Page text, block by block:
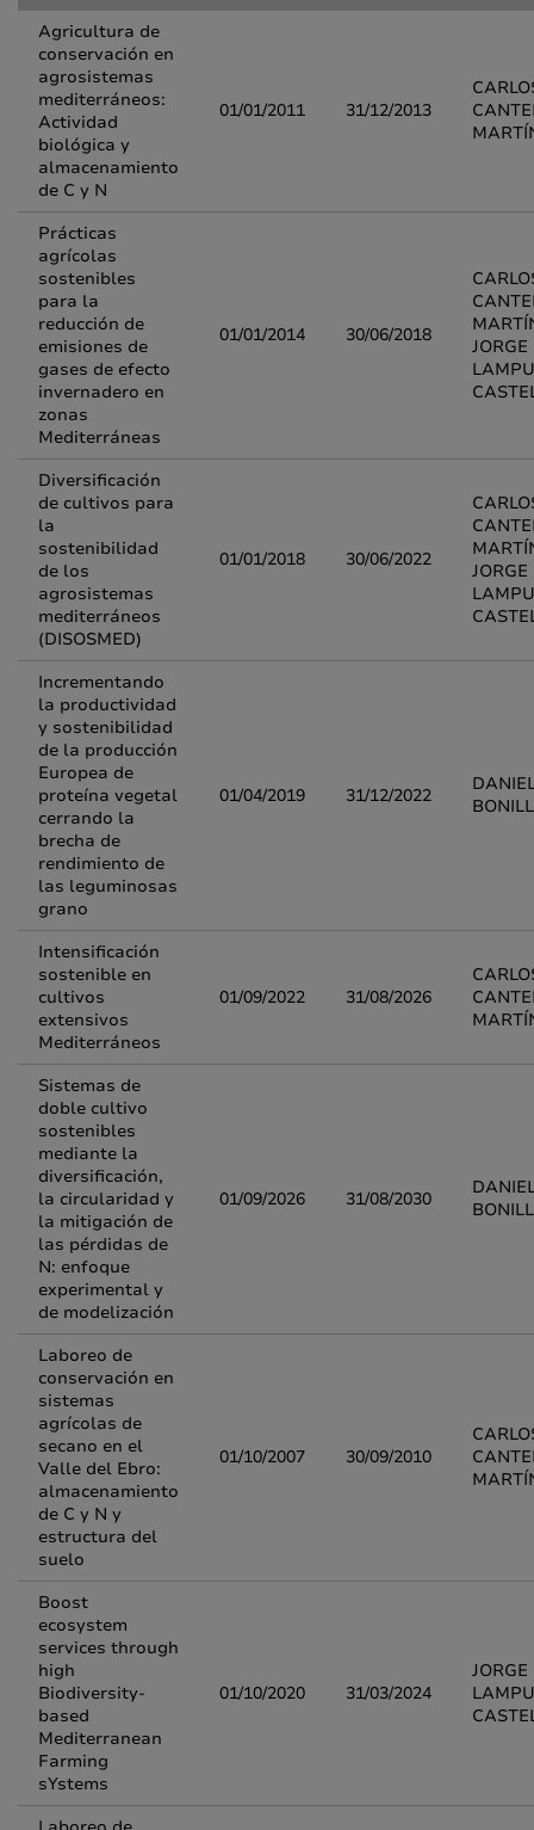
Agricultura de
conservación en
agrosistemas
mediterráneos:
Actividad
biológica y
almacenamiento
de C y N
01/01/2011 31/12/2013
Prácticas
agrícolas
sostenibles
para la
reducción de
emisiones de
gases de efecto
invernadero en
zonas
Mediterráneas
01/01/2014 30/06/2018
JORGE
Diversificación
de cultivos para
la
sostenibilidad
de los
agrosistemas
mediterráneos
(DISOSMED)
01/01/2018 30/06/2022
JORGE
Incrementando
la productividad
y sostenibilidad
de la producción
Europea de
proteína vegetal
cerrando la
brecha de
rendimiento de
las leguminosas
grano
01/04/2019 31/12/2022
Intensificación
sostenible en
cultivos
extensivos
Mediterráneos
01/09/2022 31/08/2026
Sistemas de
doble cultivo
sostenibles
mediante la
diversificación,
la circularidad y
la mitigación de
las pérdidas de
N: enfoque
experimental y
de modelización
01/09/2026 31/08/2030
Laboreo de
conservación en
sistemas
agrícolas de
secano en el
Valle del Ebro:
almacenamiento
de C y N y
estructura del
suelo
01/10/2007 30/09/2010
Boost
ecosystem
services through
high
Biodiversity-
based
Mediterranean
Farming
sYstems
01/10/2020 31/03/2024
JORGE